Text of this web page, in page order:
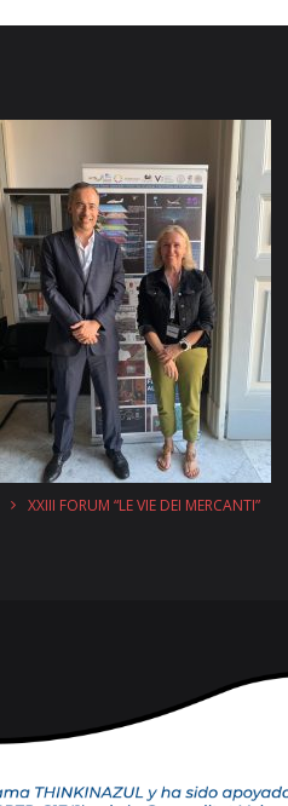
XXIII FORUM “LE VIE DEI MERCANTI”